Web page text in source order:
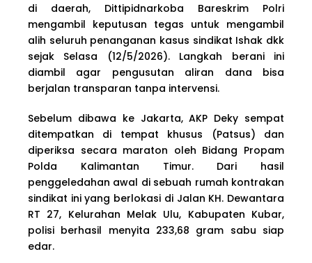
di daerah, Dittipidnarkoba Bareskrim Polri
mengambil keputusan tegas untuk mengambil
alih seluruh penanganan kasus sindikat Ishak dkk
sejak Selasa (12/5/2026). Langkah berani ini
diambil agar pengusutan aliran dana bisa
berjalan transparan tanpa intervensi.
Sebelum dibawa ke Jakarta, AKP Deky sempat
ditempatkan di tempat khusus (Patsus) dan
diperiksa secara maraton oleh Bidang Propam
Polda Kalimantan Timur. Dari hasil
penggeledahan awal di sebuah rumah kontrakan
sindikat ini yang berlokasi di Jalan KH. Dewantara
RT 27, Kelurahan Melak Ulu, Kabupaten Kubar,
polisi berhasil menyita 233,68 gram sabu siap
edar.